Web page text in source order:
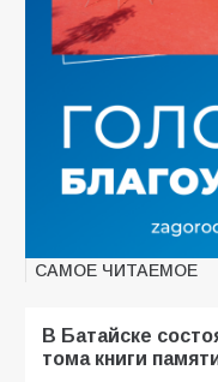
САМОЕ ЧИТАЕМОЕ
В Батайске
тома книги